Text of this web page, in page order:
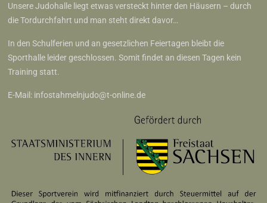
Unsere Judohalle liegt etwas versteckt hinter den Häusern – durch
die Tordurchfahrt und man steht direkt davor…
In den Schulferien und an gesetzlichen Feiertagen bleibt die
Sporthalle leider geschlossen. Somit findet an diesen Tagen kein
Training statt.
E-Mail: infostahmelnjudo@t-online.de